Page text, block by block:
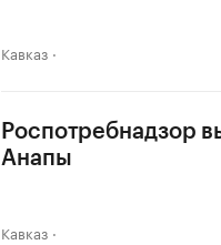
Кавказ
Роспотребнадзор
Анапы
Кавказ